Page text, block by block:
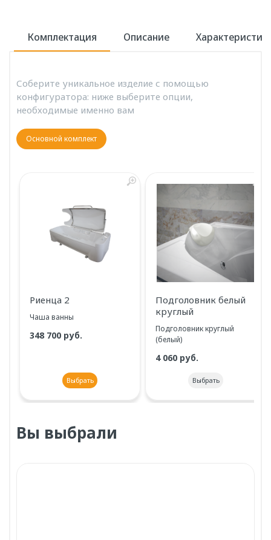
Комплектация Описание
Соберите уникальное изделие с помощью
конфигуратора: ниже выберите опции,
необходимые именно вам
Основной комплект
Риенца 2
Чаша ванны
348 700 руб.
выбрать
Подголовник белый
круглый
Подголовник круглый
(белый)
4 060 руб.
выбрать
Вы выбрали